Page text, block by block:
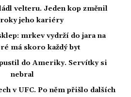
velteru. Jeden kop změnil
jeho kariéry
mrkev vydrží do jara na
má skoro každý byt
do Ameriky. Servítky si
nebral
v UFC. Po něm přišlo dalších